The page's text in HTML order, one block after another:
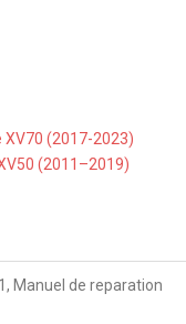
(2017-2023)
(2011–2019)
Manuel de reparation